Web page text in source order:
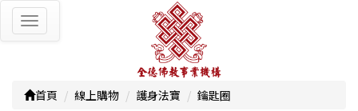
Toggle
navigation
首頁 線上購物 護身法寶 鑰匙圈